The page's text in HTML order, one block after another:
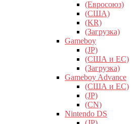
(Евросоюз)
(США)
(KR)
(Загрузка)
Gameboy
(JP)
(США и ЕС)
(Загрузка)
Gameboy Advance
(США и ЕС)
(JP)
(CN)
Nintendo DS